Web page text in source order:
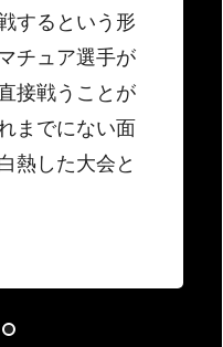
するという形
チュア選手が
接戦うことが
までにない面
熱した大会と